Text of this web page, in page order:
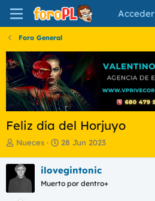
Acceder
Foro General
Feliz día del Horjuyo
I
i
c
a
Nueces
F
h
a
28 Jun 2023
ilovegintonic
Muerto por dentro+